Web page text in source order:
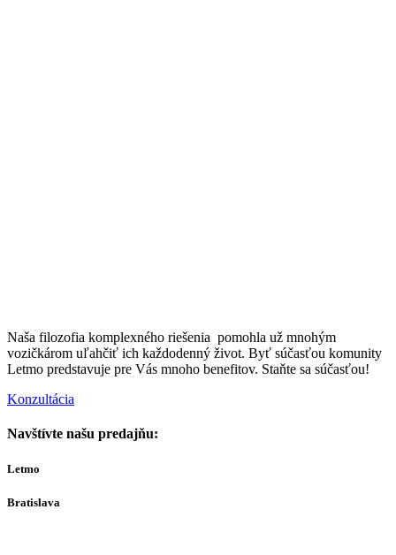
Naša filozofia komplexného riešenia pomohla už mnohým
vozičkárom uľahčiť ich každodenný život. Byť súčasťou komunity
Letmo predstavuje pre Vás mnoho benefitov. Staňte sa súčasťou!
Konzultácia
Navštívte našu predajňu:
Letmo
Bratislava